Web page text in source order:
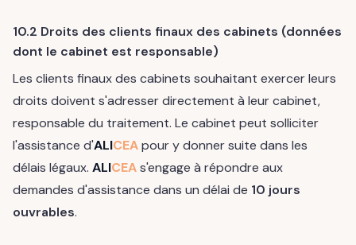
10.2 Droits des clients finaux des cabinets (données
dont le cabinet est responsable)
Les clients finaux des cabinets souhaitant exercer leurs
droits doivent s'adresser directement à leur cabinet,
responsable du traitement. Le cabinet peut solliciter
l'assistance d'ALICEApour y donner suite dans les
délais légaux. ALICEAs'engage à répondre aux
demandes d'assistance dans un délai de 10 jours
ouvrables.